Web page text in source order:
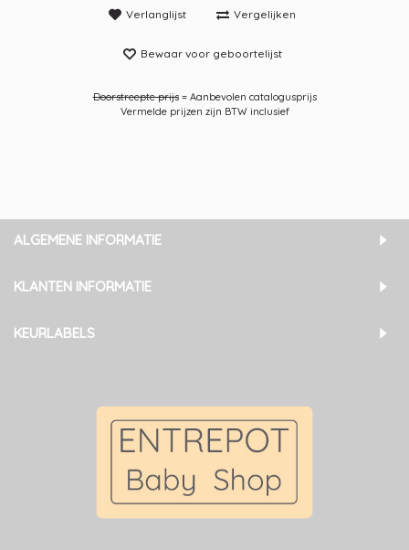
Verlanglijst Vergelijken
Bewaar voor geboortelijst
Doorstreepte prijs= Aanbevolen catalogusprijs
Vermelde prijzen zijn BTW inclusief
ALGEMENE INFORMATIE
KLANTEN INFORMATIE
KEURLABELS